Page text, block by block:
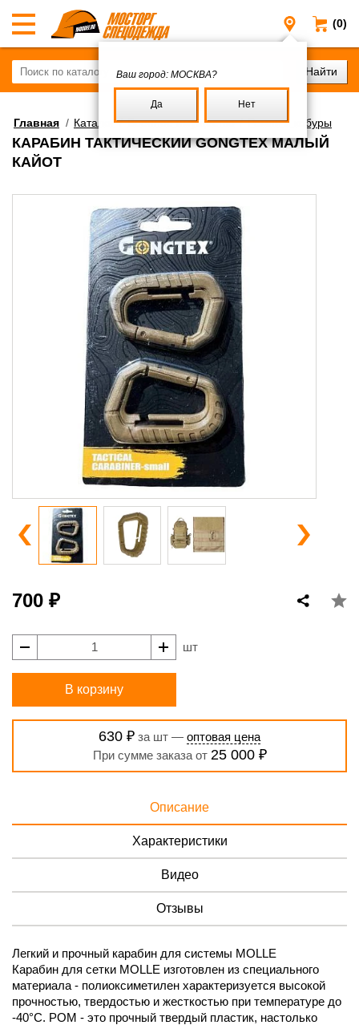
(0)
Москва
Ваш город: МОСКВА?
Да Нет
Главная / Каталог/Военное имущество/Ремни и кобуры
КАРАБИН ТАКТИЧЕСКИЙ GONGTEX МАЛЫЙ
КАЙОТ
700 ₽
шт
В корзину
630 ₽ за шт — оптовая цена
При сумме заказа от 25 000 ₽
Описание
Характеристики
Видео
Отзывы
Легкий и прочный карабин для системы MOLLE
Карабин для сетки MOLLE изготовлен из специального
материала - полиоксиметилен характеризуется высокой
прочностью, твердостью и жесткостью при температуре до
-40°C. POM - это прочный твердый пластик, настолько